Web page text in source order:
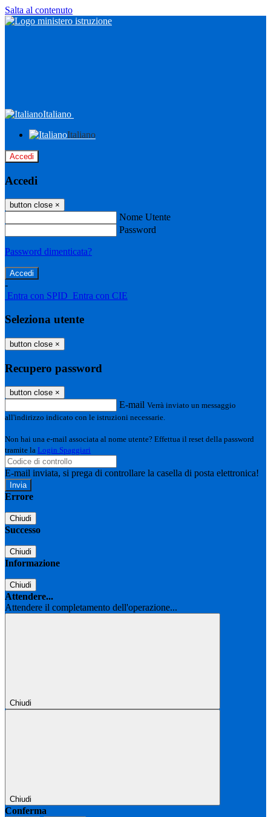
Salta al contenuto
Italiano
Italiano
Accedi
Accedi
button close ×
Nome Utente
Password
Password dimenticata?
-
Entra con SPID Entra con CIE
Seleziona utente
button close ×
Recupero password
button close ×
E-mail Verrà inviato un messaggio
all'indirizzo indicato con le istruzioni necessarie.
Non hai una e-mail associata al nome utente? Effettua il reset della password
tramite la Login Spaggiari
E-mail inviata, si prega di controllare la casella di posta elettronica!
Errore
Chiudi
Successo
Chiudi
Informazione
Chiudi
Attendere...
Attendere il completamento dell'operazione...
Chiudi
Chiudi
Conferma